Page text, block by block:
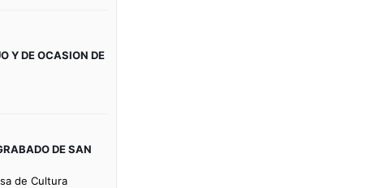
Y DE OCASION DE
DE SAN
de Cultura